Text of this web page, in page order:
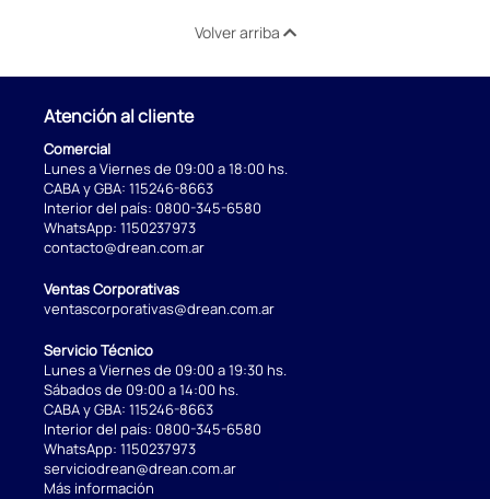
Volver arriba
Atención al cliente
Comercial
Lunes a Viernes de 09:00 a 18:00 hs.
CABA y GBA: 115246-8663
Interior del país: 0800-345-6580
WhatsApp: 1150237973
contacto@drean.com.ar
Ventas Corporativas
ventascorporativas@drean.com.ar
Servicio Técnico
Lunes a Viernes de 09:00 a 19:30 hs.
Sábados de 09:00 a 14:00 hs.
CABA y GBA: 115246-8663
Interior del país: 0800-345-6580
WhatsApp: 1150237973
serviciodrean@drean.com.ar
Más información